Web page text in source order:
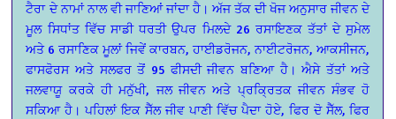
ਟੈਰਾ ਦੇ ਨਾਮਾਂ ਨਾਲ ਵੀ ਜਾਣਿਆਂ ਜਾਂਦਾ ਹੈ। ਅੱਜ ਤੱਕ ਦੀ ਖੋਜ ਅਨੁਸਾਰ ਜੀਵਨ ਦੇ
ਮੂਲ ਸਿਧਾਂਤ ਵਿੱਚ ਸਾਡੀ ਧਰਤੀ ਉਪਰ ਮਿਲਦੇ 26 ਰਸਾਇਣਕ ਤੱਤਾਂ ਦੇ ਸੁਮੇਲ
ਅਤੇ 6 ਰਸਾਣਿਕ ਮੂਲਾਂ ਜਿਵੇਂ ਕਾਰਬਨ, ਹਾਈਡਰੋਜਨ, ਨਾਈਟਰੋਜਨ, ਆਕਸੀਜਨ,
ਫਾਸਫੋਰਸ ਅਤੇ ਸਲਫਰ ਤੋਂ 95 ਫੀਸਦੀ ਜੀਵਨ ਬਣਿਆ ਹੈ। ਐਸੇ ਤੱਤਾਂ ਅਤੇ
ਜਲਵਾਯੂ ਕਰਕੇ ਹੀ ਮਨੁੱਖੀ, ਜਲ ਜੀਵਨ ਅਤੇ ਪ੍ਰਕ੍ਰਿਤਕ ਜੀਵਨ ਸੰਭਵ ਹੋ
ਸਕਿਆ ਹੈ। ਪਹਿਲਾਂ ਇਕ ਸੈੱਲ ਜੀਵ ਪਾਣੀ ਵਿੱਚ ਪੈਦਾ ਹੋਏ, ਫਿਰ ਦੋ ਸੈੱਲ, ਫਿਰ